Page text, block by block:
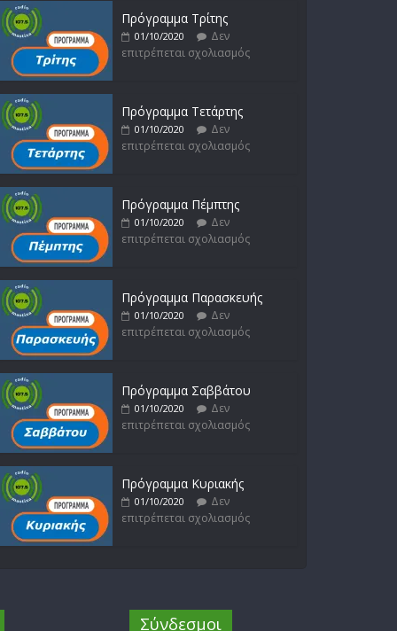
επιτρέπεται σχολιασμός
Πρόγραμμα Τρίτης
01/10/2020
Δεν
επιτρέπεται σχολιασμός
Πρόγραμμα Τετάρτης
01/10/2020
Δεν
επιτρέπεται σχολιασμός
Πρόγραμμα Πέμπτης
01/10/2020
Δεν
επιτρέπεται σχολιασμός
Πρόγραμμα Παρασκευής
01/10/2020
Δεν
επιτρέπεται σχολιασμός
Πρόγραμμα Σαββάτου
01/10/2020
Δεν
επιτρέπεται σχολιασμός
Πρόγραμμα Κυριακής
01/10/2020
Δεν
επιτρέπεται σχολιασμός
Σύνδεσμοι